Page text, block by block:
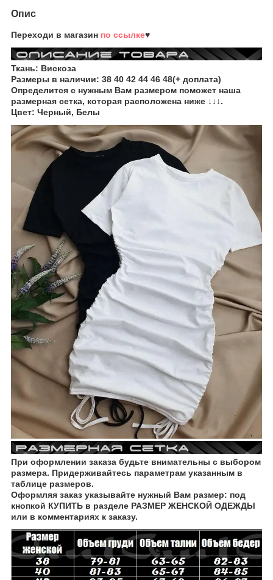
Опис
Переходи в магазин по ссылке♥
Ткань: Вискоза
Размеры в наличии: 38 40 42 44 46 48(+ доплата)
Определится с нужным Вам размером поможет наша
размерная сетка, которая расположена ниже ↓↓↓.
Цвет: Черный, Белы
При оформлении заказа будьте внимательны с выбором
размера. Придерживайтесь параметрам указанным в
таблице размеров.
Оформляя заказ указывайте нужный Вам размер: под
кнопкой КУПИТЬ в разделе РАЗМЕР ЖЕНСКОЙ ОДЕЖДЫ
или в комментариях к заказу.